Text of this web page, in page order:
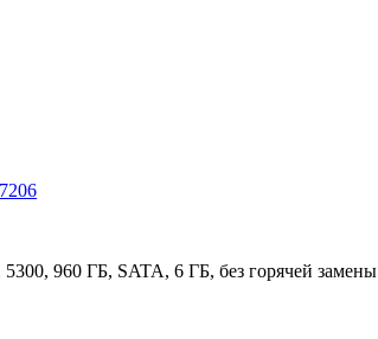
960 ГБ, SATA, 6 ГБ, без горячей замены